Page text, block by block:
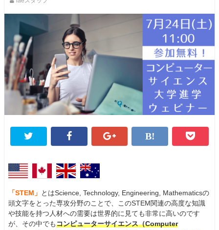
「STEM」 とはScience, Technology, Engineering, Mathematicsの
頭文字をとった専攻分野のことで、このSTEM関連の高度な知識
や技能を持つ人材への需要は世界的に見ても非常に高いのです
が、その中でもコンピューターサイエンス（Computer